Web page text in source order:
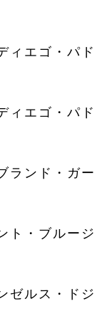
ィエゴ・パド
ィエゴ・パド
ランド・ガー
ト・ブルージ
ゼルス・ドジ